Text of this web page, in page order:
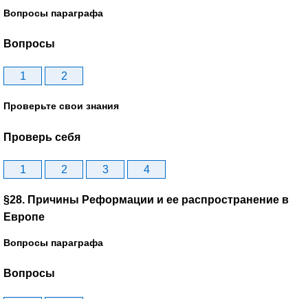
Вопросы параграфа
Вопросы
1 2
Проверьте свои знания
Проверь себя
1 2 3 4
§28. Причины Реформации и ее распространение в
Европе
Вопросы параграфа
Вопросы